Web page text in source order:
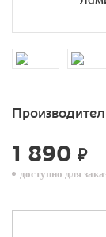
1 890 ₽
доступно для